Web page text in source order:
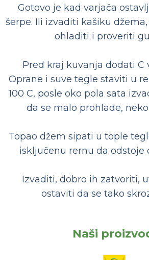
Gotovo je kad varjača
šerpe. Ili izvaditi kašiku
ohladiti i proveriti
Pred kraj kuvanja dodati C
Oprane i suve tegle staviti u
100 C, posle oko pola sata
da se malo prohlade,
Topao džem sipati u tople
isključenu rernu da odstoje
Izvaditi, dobro ih zatvoriti,
ostaviti da se tako
Naši